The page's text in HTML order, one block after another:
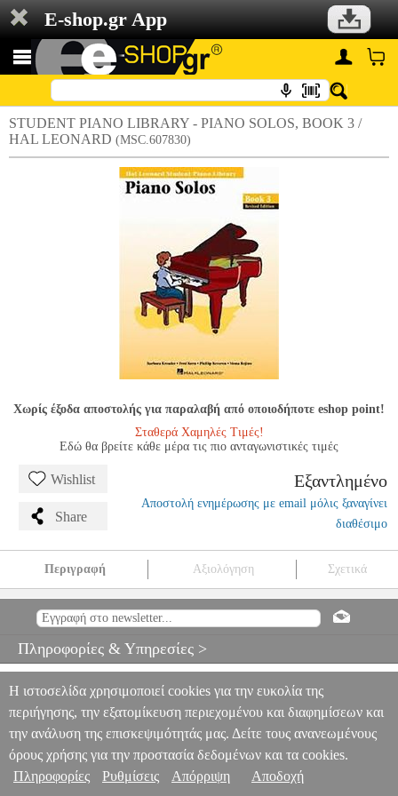
E-shop.gr App
STUDENT PIANO LIBRARY - PIANO SOLOS, BOOK 3 /
HAL LEONARD (MSC.607830)
Χωρίς έξοδα αποστολής για παραλαβή από οποιοδήποτε eshop point!
Σταθερά Χαμηλές Τιμές!
Εδώ θα βρείτε κάθε μέρα τις πιο ανταγωνιστικές τιμές
Wishlist
Share
Εξαντλημένο
Αποστολή ενημέρωσης με email μόλις ξαναγίνει
διαθέσιμο
Περιγραφή Αξιολόγηση Σχετικά
LEONARD MSC.607830 MSC.607830 HAL LEONARD
PIANO LIBRARY - PIANO SOLOS, BOOK 3 / HAL LEONARD
0
Πληροφορίες & Υπηρεσίες >
Η ιστοσελίδα χρησιμοποιεί cookies για την ευκολία της
περιήγησης, την εξατομίκευση περιεχομένου και διαφημίσεων και
την ανάλυση της επισκεψιμότητάς μας. Δείτε τους ανανεωμένους
όρους χρήσης για την προστασία δεδομένων και τα cookies.
Πληροφορίες
Ρυθμίσεις Απόρριψη Αποδοχή